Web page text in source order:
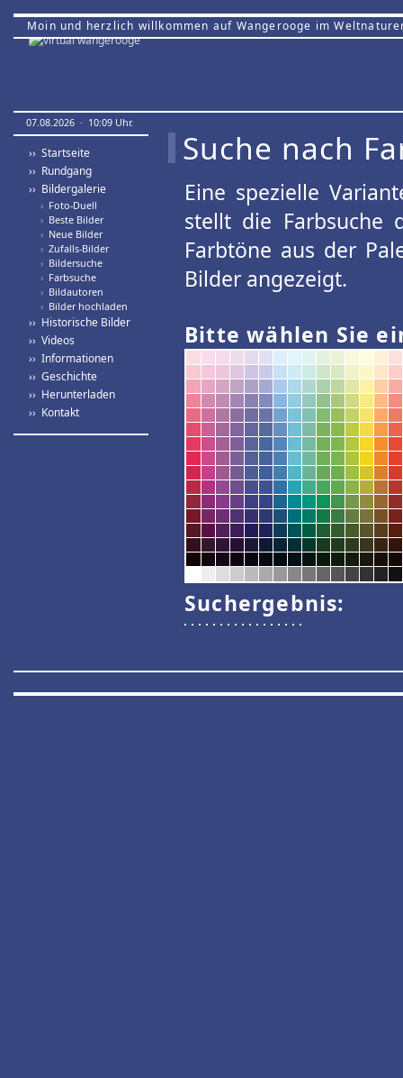
Moin und herzlich willkommen auf Wangerooge im
07.08.2026 · 10:09 Uhr.
›› Startseite
›› Rundgang
›› Bildergalerie
› Foto-Duell
› Beste Bilder
› Neue Bilder
› Zufalls-Bilder
› Bildersuche
› Farbsuche
› Bildautoren
› Bilder hochladen
›› Historische Bilder
›› Videos
›› Informationen
›› Geschichte
›› Herunterladen
›› Kontakt
Suche nach
Eine spezielle
stellt die Farbsuche
Farbtöne aus der
Bilder angezeigt.
Bitte wählen Sie
Suchergebnis: